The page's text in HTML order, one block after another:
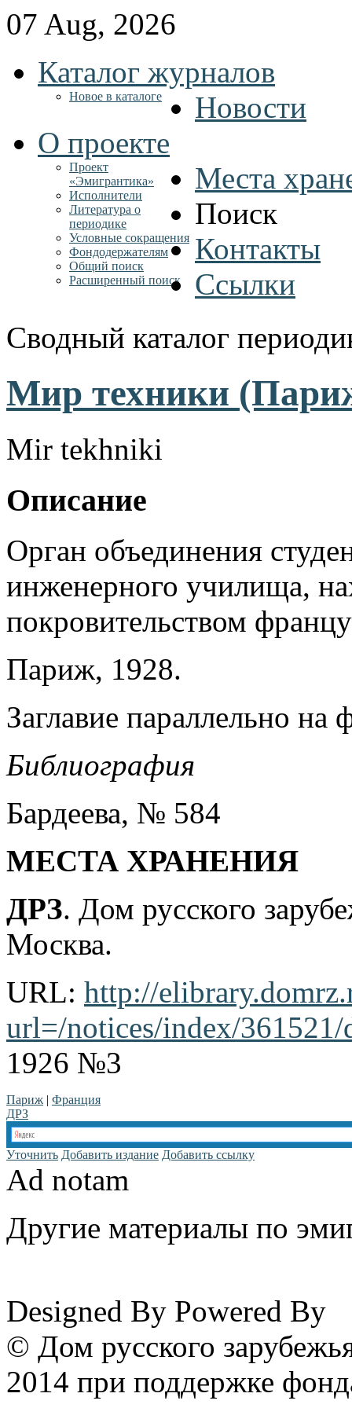
07 Aug, 2026
Каталог журналов
Новое в каталоге
Новости
О проекте
Проект
«Эмигрантика»
Исполнители
Литература о
периодике
Условные сокращения
Фондодержателям
Места
Поиск
Общий поиск
Расширенный поиск
Контакты
Ссылки
Сводный каталог
Мир техники
Mir tekhniki
Описание
Орган объединения
инженерного училища,
покровительством
Париж, 1928.
Заглавие параллельно на
Библиография
Бардеева, № 584
МЕСТА ХРАНЕНИЯ
ДРЗ. Дом русского
Москва.
URL: http://
url=/notices/index/361521/
1926 №3
Париж | Франция
ДРЗ
Уточнить Добавить издание Добавить ссылку
Ad notam
Другие материалы по
Designed By Powered By
© Дом русского
2014 при поддержке